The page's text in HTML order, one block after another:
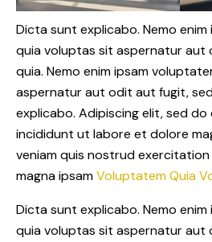
Dicta sunt explicabo. Nemo
quia voluptas sit aspernatur aut
quia. Nemo enim ipsam
aspernatur aut odit aut fugit,
explicabo. Adipiscing elit, sed
incididunt ut labore et dolore
veniam quis nostrud exercitation
magna ipsamVoluptatem Quia
Dicta sunt explicabo. Nemo
quia voluptas sit aspernatur aut